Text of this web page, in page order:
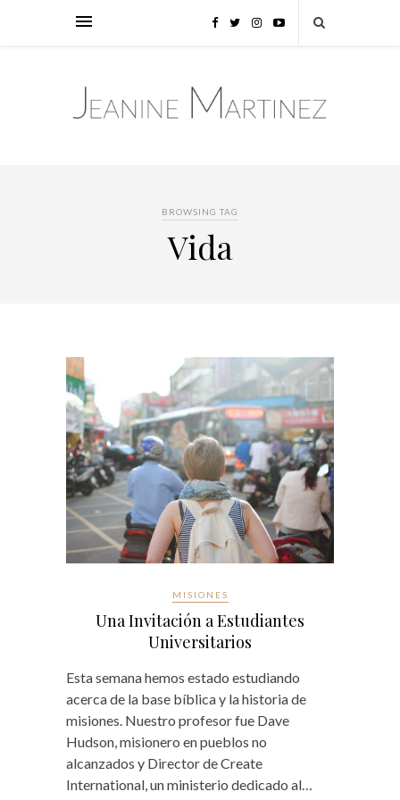
BROWSING TAG
Vida
MISIONES
Una Invitación a Estudiantes
Universitarios
Esta semana hemos estado estudiando
acerca de la base bíblica y la historia de
misiones. Nuestro profesor fue Dave
Hudson, misionero en pueblos no
alcanzados y Director de Create
International, un ministerio dedicado al…